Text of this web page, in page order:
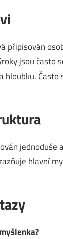
připisován
jsou často
hloubku.
jednoduše
hlavní